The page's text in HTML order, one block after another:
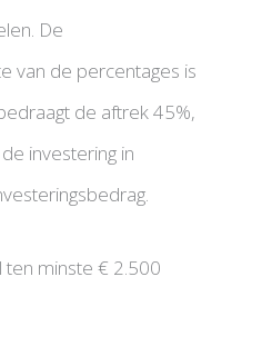
De
van de percentages is
de aftrek 45%,
investering in
minste € 2.500